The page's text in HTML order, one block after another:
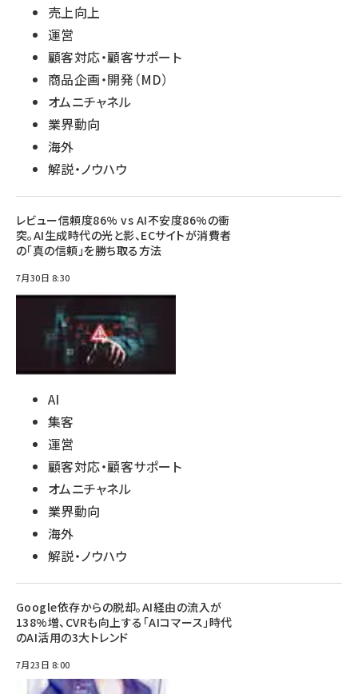
売上向上
運営
顧客対応・顧客サポート
商品企画・開発（MD）
オムニチャネル
業界動向
海外
解説・ノウハウ
レビュー信頼度86% vs AI不安度86%の衝
突。AI生成時代の光と影、ECサイトが消費者
の「真の信頼」を勝ち取る方法
7月30日 8:30
AI
集客
運営
顧客対応・顧客サポート
オムニチャネル
業界動向
海外
解説・ノウハウ
Google依存からの脱却。AI経由の流入が
138%増、CVRも向上する「AIコマース」時代
のAI活用の3大トレンド
7月23日 8:00